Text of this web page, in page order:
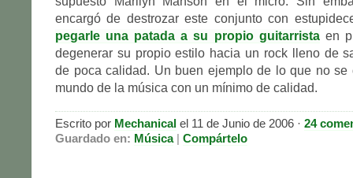
encargó de destrozar este conjunto con
pegarle una patada a su propio guitarristaen
degenerar su propio estilo hacia un rock lleno de
de poca calidad. Un buen ejemplo de lo que no se
mundo de la música con un mínimo de calidad.
Escrito por Mechanical el 11 de Junio de 2006 · 24
Guardado en: Música| Compártelo